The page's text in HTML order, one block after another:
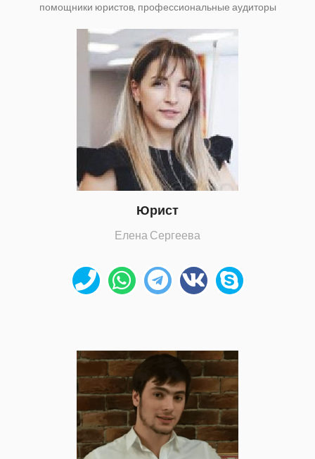
помощники юристов, профессиональные аудиторы
Юрист
Елена Сергеева